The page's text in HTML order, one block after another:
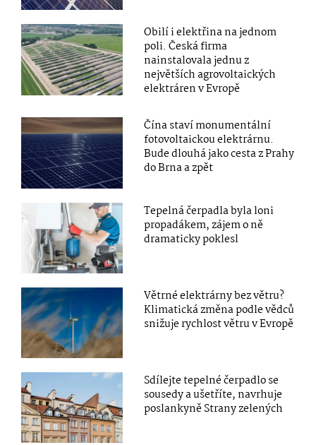
Obilí i elektřina na jednom
poli. Česká firma
nainstalovala jednu z
největších agrovoltaických
elektráren v Evropě
Čína staví monumentální
fotovoltaickou elektrárnu.
Bude dlouhá jako cesta z Prahy
do Brna a zpět
Tepelná čerpadla byla loni
propadákem, zájem o ně
dramaticky poklesl
Větrné elektrárny bez větru?
Klimatická změna podle vědců
snižuje rychlost větru v Evropě
Sdílejte tepelné čerpadlo se
sousedy a ušetříte, navrhuje
poslankyně Strany zelených